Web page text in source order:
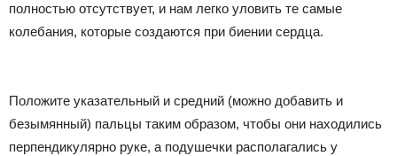
полностью отсутствует, и нам легко уловить те самые
колебания, которые создаются при биении сердца.
Положите указательный и средний (можно добавить и
безымянный) пальцы таким образом, чтобы они находились
перпендикулярно руке, а подушечки располагались у